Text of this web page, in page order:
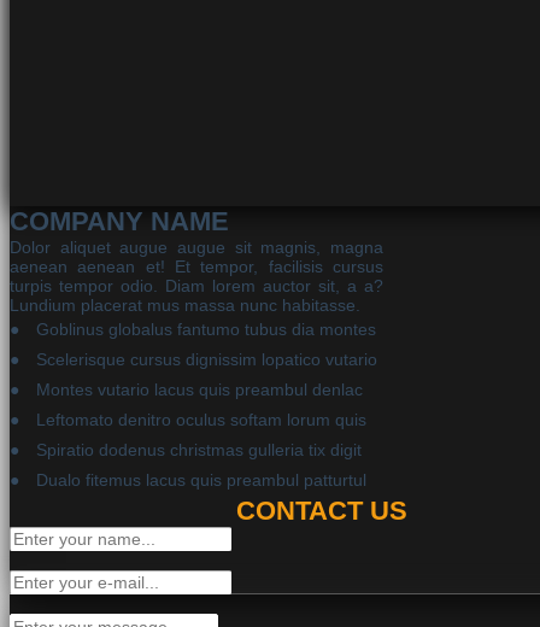
COMPANY NAME
Dolor aliquet augue augue sit magnis, magna
aenean aenean et! Et tempor, facilisis cursus
turpis tempor odio. Diam lorem auctor sit, a a?
Lundium placerat mus massa nunc habitasse.
Goblinus globalus fantumo tubus dia montes
Scelerisque cursus dignissim lopatico vutario
Montes vutario lacus quis preambul denlac
Leftomato denitro oculus softam lorum quis
Spiratio dodenus christmas gulleria tix digit
Dualo fitemus lacus quis preambul patturtul
CONTACT US